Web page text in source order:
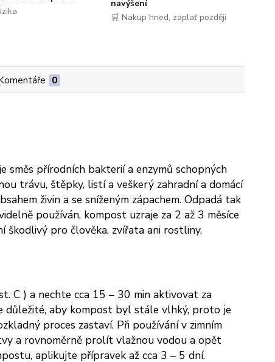
navýšení
🛒 Nakup hned, zaplať později
0
směs přírodních bakterií a enzymů schopných
trávu, štěpky, listí a veškerý zahradní a domácí
živin a se sníženým zápachem. Odpadá tak
používán, kompost uzraje za 2 až 3 měsíce
škodlivý pro člověka, zvířata ani rostliny.
C ) a nechte cca 15 – 30 min aktivovat za
důležité, aby kompost byl stále vlhký, proto je
proces zastaví. Při používání v zimním
a rovnoměrně prolít vlažnou vodou a opět
aplikujte přípravek až cca 3 – 5 dní.